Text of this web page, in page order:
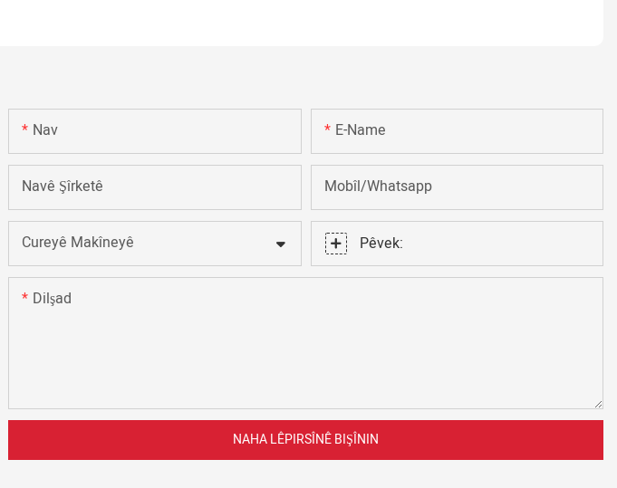
Nav E-Name
Navê Şîrketê Mobîl/Whatsapp
Cureyê Makîneyê Pêvek:
Dilşad
NAHA LÊPIRSÎNÊ BIŞÎNIN